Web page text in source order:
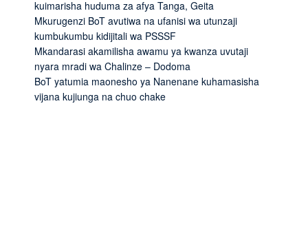
kuimarisha huduma za afya Tanga, Geita
Mkurugenzi BoT avutiwa na ufanisi wa utunzaji
kumbukumbu kidijitali wa PSSSF
Mkandarasi akamilisha awamu ya kwanza uvutaji
nyara mradi wa Chalinze – Dodoma
BoT yatumia maonesho ya Nanenane kuhamasisha
vijana kujiunga na chuo chake